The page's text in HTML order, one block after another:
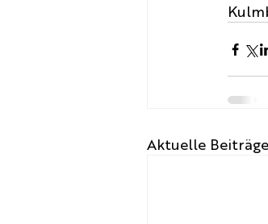
Aktuelle Beiträge